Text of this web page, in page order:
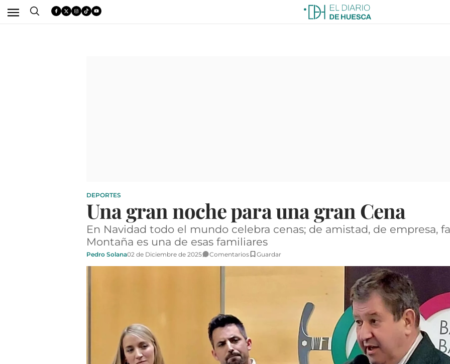
DEPORTES
Una gran noche para una gran Cena
En Navidad todo el mundo celebra cenas; de amistad, de empresa,
Montaña es una de esas familiares
Pedro Solana02 de Diciembre de 2025 Comentarios Guardar